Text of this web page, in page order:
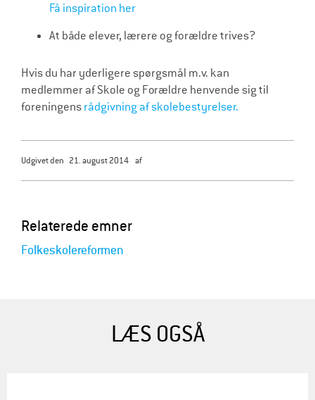
Få inspiration her
At både elever, lærere og forældre trives?
Hvis du har yderligere spørgsmål m.v. kan
medlemmer af Skole og Forældre henvende sig til
foreningensrådgivning af skolebestyrelser.
udgivet den 21. august 2014 af
Relaterede emner
Folkeskolereformen
LÆS OGSÅ